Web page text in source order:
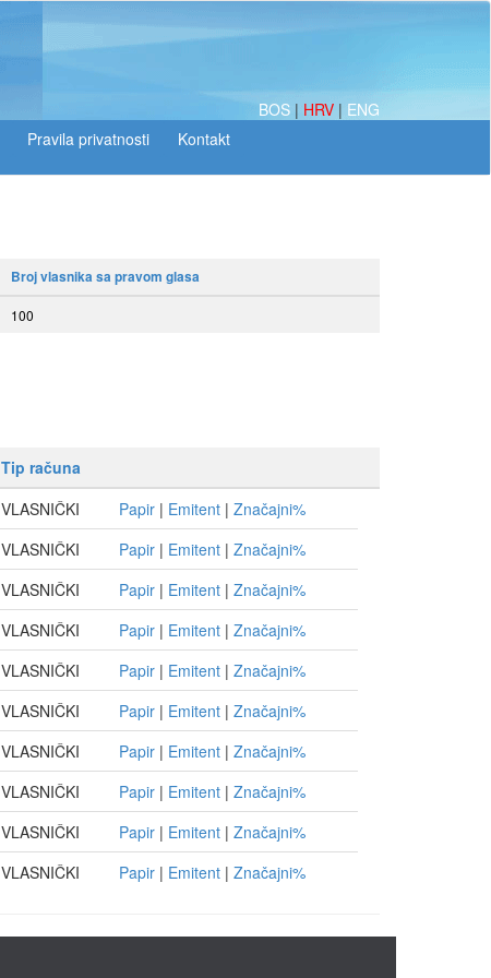
BOS | HRV | ENG
Broj vlasnika sa pravom glasa
100
Tip računa
VLASNIČKI Papir | Emitent | Značajni%
VLASNIČKI Papir | Emitent | Značajni%
VLASNIČKI Papir | Emitent | Značajni%
VLASNIČKI Papir | Emitent | Značajni%
VLASNIČKI Papir | Emitent | Značajni%
VLASNIČKI Papir | Emitent | Značajni%
VLASNIČKI Papir | Emitent | Značajni%
VLASNIČKI Papir | Emitent | Značajni%
VLASNIČKI Papir | Emitent | Značajni%
VLASNIČKI Papir | Emitent | Značajni%